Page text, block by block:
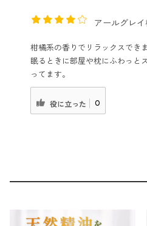
アールグレ
柑橘系の香りでリラックスできま
眠るときに部屋や枕にふわっと
ってます。
役に立った 0